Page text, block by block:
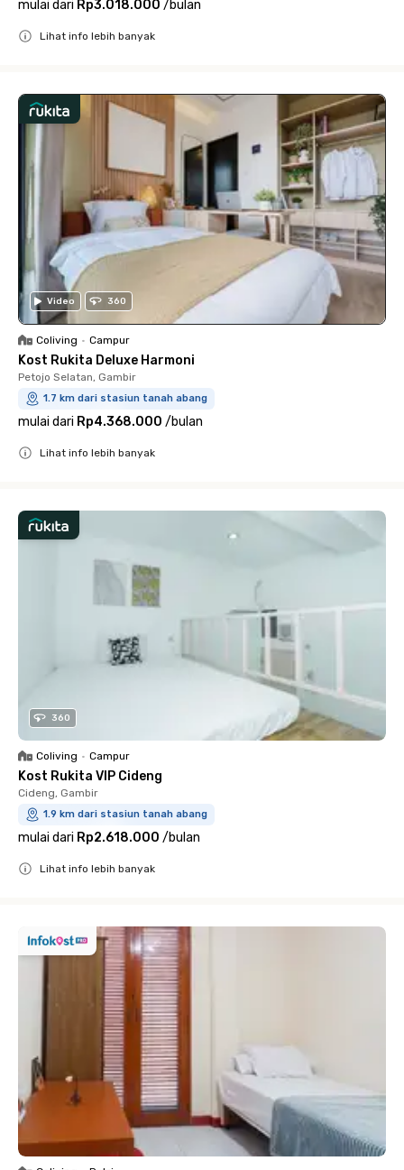
mulai dari Rp3.018.000 /bulan
Lihat info lebih banyak
Video 360
Coliving • Campur
Kost Rukita Deluxe Harmoni
Petojo Selatan, Gambir
1.7 km dari stasiun tanah abang
mulai dari Rp4.368.000 /bulan
Lihat info lebih banyak
360
Coliving • Campur
Kost Rukita VIP Cideng
Cideng, Gambir
1.9 km dari stasiun tanah abang
mulai dari Rp2.618.000 /bulan
Lihat info lebih banyak